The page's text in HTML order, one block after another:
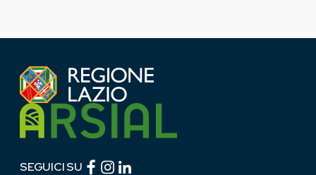
SEGUICI SU Facebook (link esterno)
Instagram (link esterno)